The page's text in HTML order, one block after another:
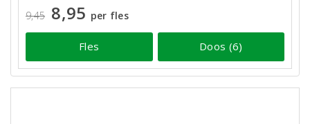
9,45 8,95 per fles
Fles Doos (6)